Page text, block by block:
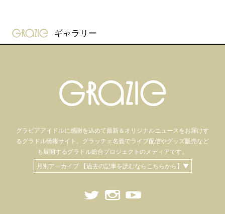
gravure-grazie
ギャラリー
グラビアアイドルに感謝を込めて最新＆オリジナルニュースをお届けす
るグラドル情報サイト。 グラッチェ名義でライブ配信やグッズ販売など
も 展開するグラドル総合プロジェクトのメディアです。
月別アーカイブ 【過去の記事を読むならこちらから】▼